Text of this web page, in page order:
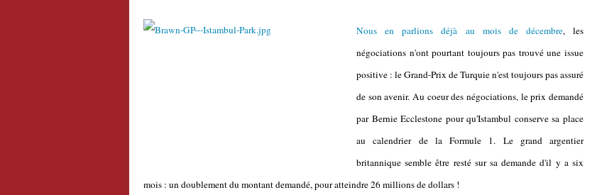
Nous en parlions déjà au mois de décembre, les
négociations n'ont pourtant toujours pas trouvé une issue
positive : le Grand-Prix de Turquie n'est toujours pas assuré
de son avenir. Au coeur des négociations, le prix demandé
par Bernie Ecclestone pour qu'Istambul conserve sa place
au calendrier de la Formule 1. Le grand argentier
britannique semble être resté sur sa demande d'il y a six
mois : un doublement du montant demandé, pour atteindre 26 millions de dollars !